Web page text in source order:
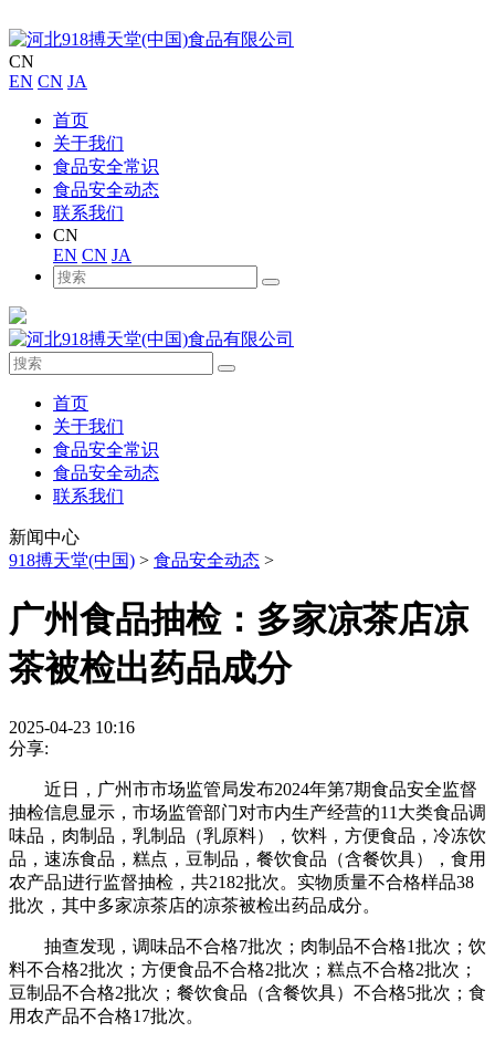
CN
EN CN JA
首页
关于我们
食品安全常识
食品安全动态
联系我们
CN
EN CN JA
首页
关于我们
食品安全常识
食品安全动态
联系我们
新闻中心
918搏天堂(中国) > 食品安全动态 >
广州食品抽检：多家凉茶店凉
茶被检出药品成分
2025-04-23 10:16
分享:
近日，广州市市场监管局发布2024年第7期食品安全监督
抽检信息显示，市场监管部门对市内生产经营的11大类食品调
味品，肉制品，乳制品（乳原料），饮料，方便食品，冷冻饮
品，速冻食品，糕点，豆制品，餐饮食品（含餐饮具），食用
农产品]进行监督抽检，共2182批次。实物质量不合格样品38
批次，其中多家凉茶店的凉茶被检出药品成分。
抽查发现，调味品不合格7批次；肉制品不合格1批次；饮
料不合格2批次；方便食品不合格2批次；糕点不合格2批次；
豆制品不合格2批次；餐饮食品（含餐饮具）不合格5批次；食
用农产品不合格17批次。